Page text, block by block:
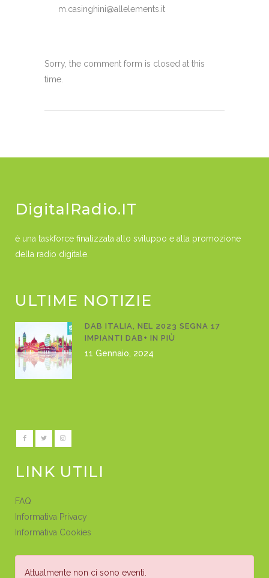
m.casinghini@allelements.it
Sorry, the comment form is closed at this
time.
DigitalRadio.IT
è una taskforce finalizzata allo sviluppo e alla promozione
della radio digitale.
ULTIME NOTIZIE
DAB ITALIA, NEL 2023 SEGNA 17
IMPIANTI DAB+ IN PIÙ
11 Gennaio, 2024
LINK UTILI
FAQ
Informativa Privacy
Informativa Cookies
Attualmente non ci sono eventi.